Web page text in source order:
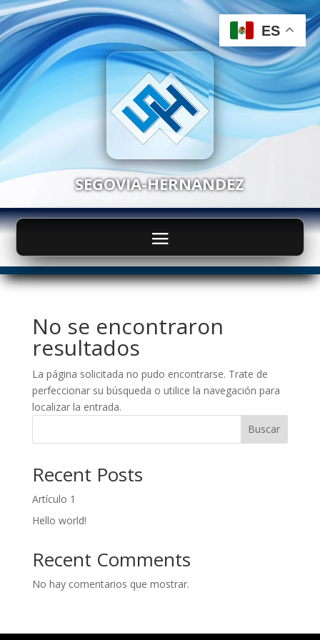
SEGOVIA-HERNANDEZ
No se encontraron
resultados
La página solicitada no pudo encontrarse. Trate de
perfeccionar su búsqueda o utilice la navegación para
localizar la entrada.
Buscar
Recent Posts
Artículo 1
Hello world!
Recent Comments
No hay comentarios que mostrar.
ES